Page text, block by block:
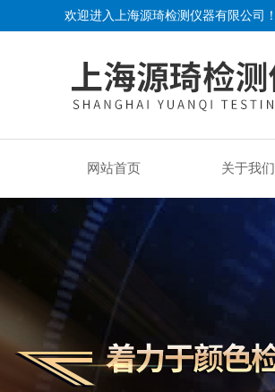
欢迎进入上海源琦检测仪器有限公司！
网站首页 关于我们